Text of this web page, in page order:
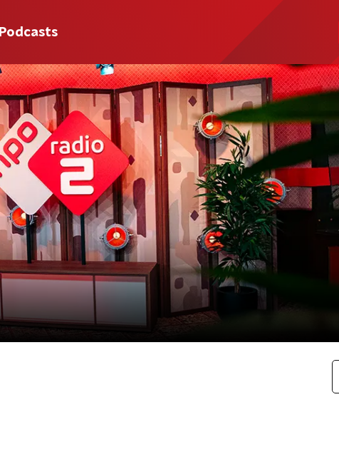
Podcasts